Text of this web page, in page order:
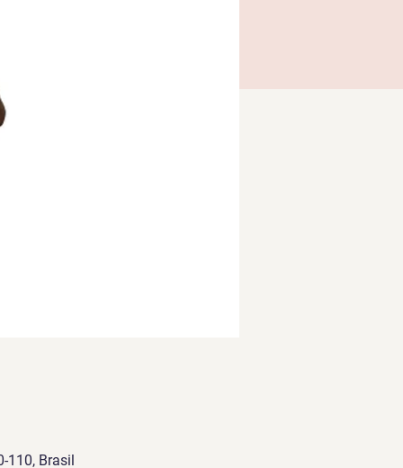
110, Brasil